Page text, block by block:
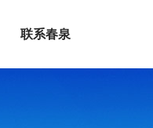
联系春泉